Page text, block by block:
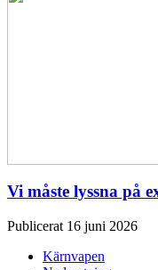
Vi måste lyssna på
Publicerat 16 juni 2026
Kärnvapen